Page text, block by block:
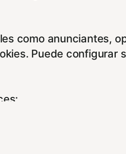
como anunciantes,
Puede